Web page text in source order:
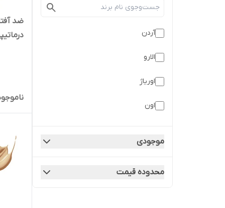
آردن
الارو
اوریاژ
اون
پرودرما
موجودی
محدوده قیمت